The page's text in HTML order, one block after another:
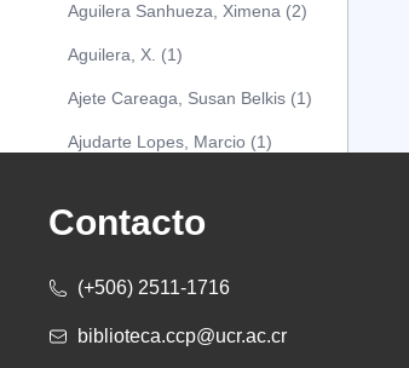
Aguilera Sanhueza, Ximena (2)
Aguilera, X. (1)
Ajete Careaga, Susan Belkis (1)
Ajudarte Lopes, Marcio (1)
(1)
Albareda Tiana (1)
Alcócer Alfaro, Diana (1)
Contacto
(+506) 2511-1716
biblioteca.ccp@ucr.ac.cr